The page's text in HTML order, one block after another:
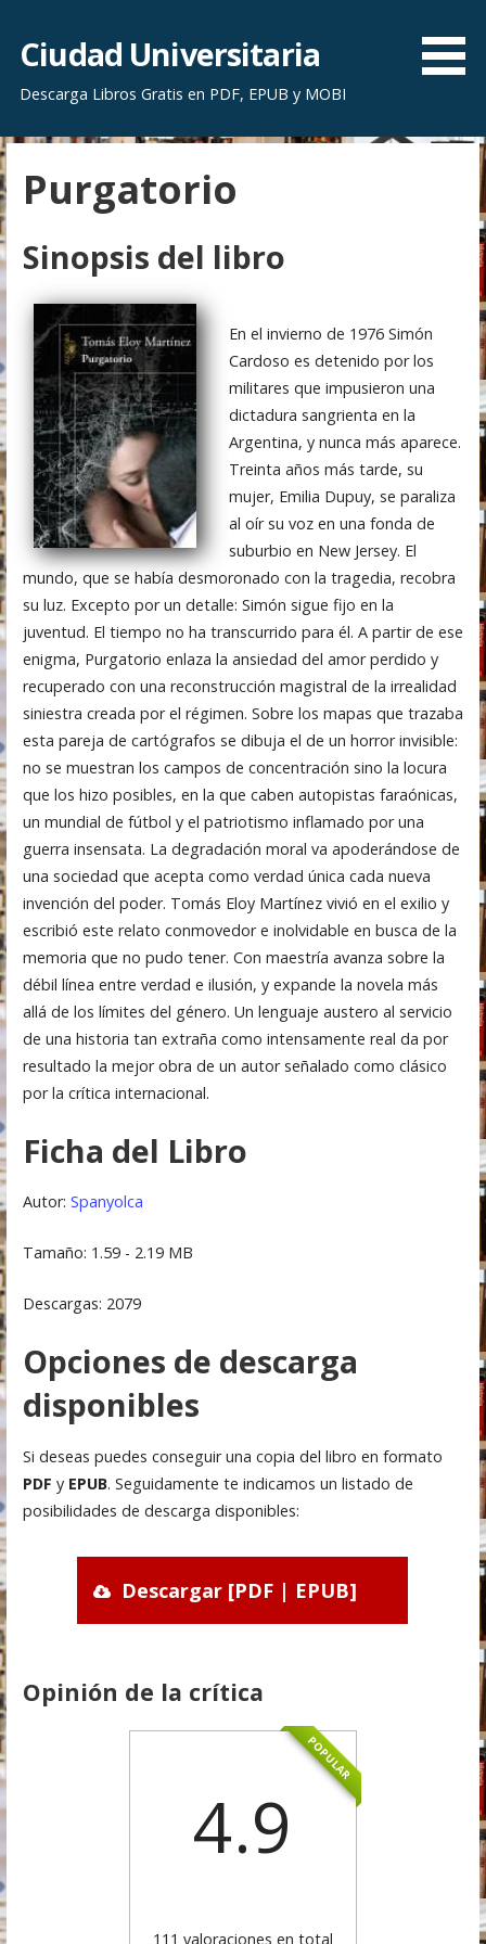
r
a
l
c
o
n
e
n
i
d
o
Ciudad Universitaria
Descarga Libros Gratis en PDF, EPUB y MOBI
Purgatorio
Sinopsis del libro
En el invierno de 1976 Simón
Cardoso es detenido por los
militares que impusieron una
dictadura sangrienta en la
Argentina, y nunca más aparece.
Treinta años más tarde, su
mujer, Emilia Dupuy, se paraliza
al oír su voz en una fonda de
suburbio en New Jersey. El
mundo, que se había desmoronado con la tragedia, recobra
su luz. Excepto por un detalle: Simón sigue fijo en la
juventud. El tiempo no ha transcurrido para él. A partir de ese
enigma, Purgatorio enlaza la ansiedad del amor perdido y
recuperado con una reconstrucción magistral de la irrealidad
siniestra creada por el régimen. Sobre los mapas que trazaba
esta pareja de cartógrafos se dibuja el de un horror invisible:
no se muestran los campos de concentración sino la locura
que los hizo posibles, en la que caben autopistas faraónicas,
un mundial de fútbol y el patriotismo inflamado por una
guerra insensata. La degradación moral va apoderándose de
una sociedad que acepta como verdad única cada nueva
invención del poder. Tomás Eloy Martínez vivió en el exilio y
escribió este relato conmovedor e inolvidable en busca de la
memoria que no pudo tener. Con maestría avanza sobre la
débil línea entre verdad e ilusión, y expande la novela más
allá de los límites del género. Un lenguaje austero al servicio
de una historia tan extraña como intensamente real da por
resultado la mejor obra de un autor señalado como clásico
por la crítica internacional.
Ficha del Libro
Autor: Spanyolca
Tamaño: 1.59 - 2.19 MB
Descargas: 2079
Opciones de descarga
disponibles
Si deseas puedes conseguir una copia del libro en formato
PDF y EPUB. Seguidamente te indicamos un listado de
posibilidades de descarga disponibles:
Descargar [PDF | EPUB]
Opinión de la crítica
POPULAR
4.9
111 valoraciones en total